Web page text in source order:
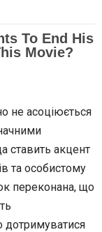
не асоціюється
ставить акцент
та особистому
переконана, що
дотримуватися